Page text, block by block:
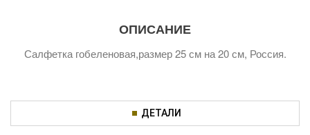
ОПИСАНИЕ
Салфетка гобеленовая,размер 25 см на 20 см, Россия.
ДЕТАЛИ